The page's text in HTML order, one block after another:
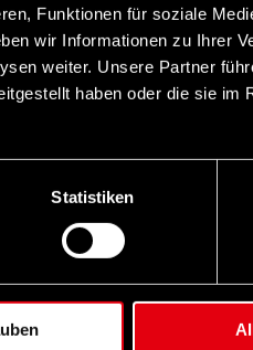
Funktionen für soziale
wir Informationen zu Ihrer
weiter. Unsere Partner
haben oder die sie im
Statistiken